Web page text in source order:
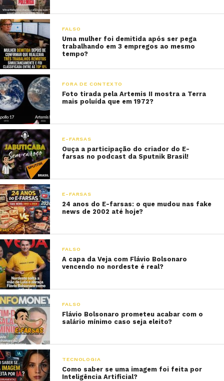
FALSO
Uma mulher foi demitida após ser pega
trabalhando em 3 empregos ao mesmo
tempo?
FORA DE CONTEXTO
Foto tirada pela Artemis II mostra a Terra
mais poluída que em 1972?
E-FARSAS
Ouça a participação do criador do E-
farsas no podcast da Sputnik Brasil!
E-FARSAS
24 anos do E-farsas: o que mudou nas fake
news de 2002 até hoje?
FALSO
A capa da Veja com Flávio Bolsonaro
vencendo no nordeste é real?
FALSO
Flávio Bolsonaro prometeu acabar com o
salário mínimo caso seja eleito?
TECNOLOGIA
Como saber se uma imagem foi feita por
Inteligência Artificial?